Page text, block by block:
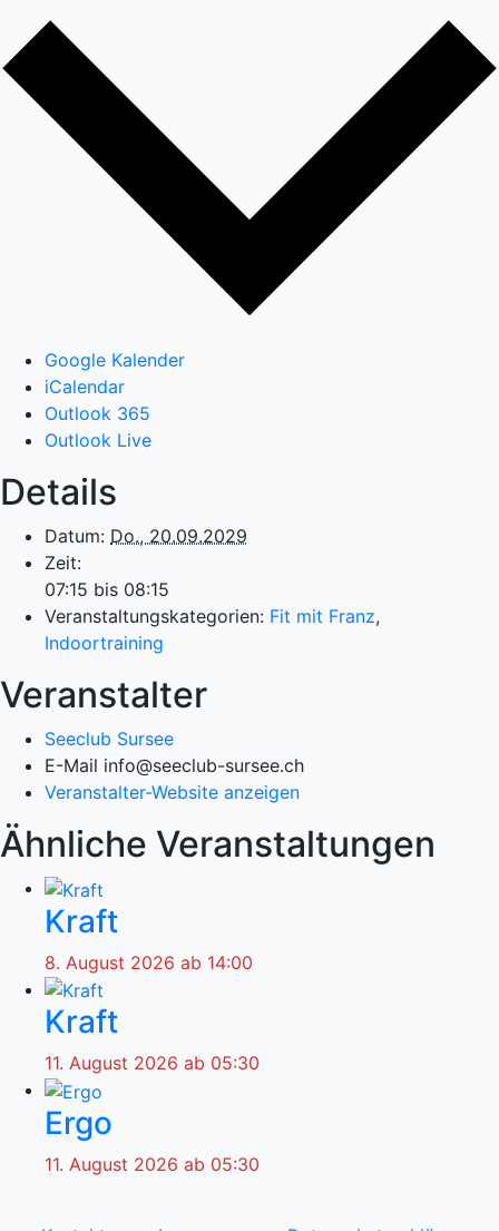
Google Kalender
iCalendar
Outlook 365
Outlook Live
Details
Datum: Do., 20.09.2029
Zeit:
07:15 bis 08:15
Veranstaltungskategorien: Fit mit Franz,
Indoortraining
Veranstalter
Seeclub Sursee
E-Mail info@seeclub-sursee.ch
Veranstalter-Website anzeigen
Ähnliche Veranstaltungen
Kraft
8. August 2026 ab 14:00
Kraft
11. August 2026 ab 05:30
Ergo
11. August 2026 ab 05:30